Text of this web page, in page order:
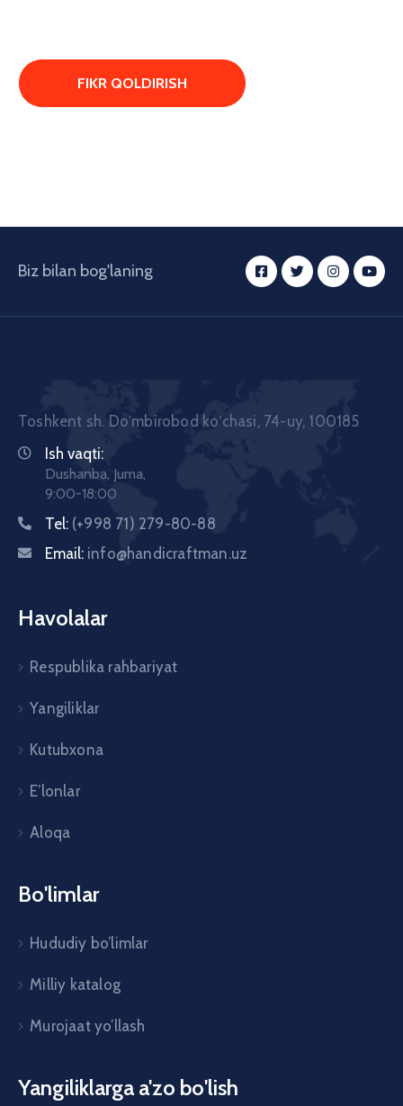
Biz bilan bog'laning
Toshkent sh. Doʼmbirobod koʼchasi, 74-uy, 100185
Ish vaqti:
Dushanba, Juma,
9:00-18:00
Tel: (+998 71) 279-80-88
Email: info@handicraftman.uz
Havolalar
Respublika rahbariyat
Yangiliklar
Kutubxona
E’lonlar
Aloqa
Bo'limlar
Hududiy bo’limlar
Milliy katalog
Murojaat yo’llash
Yangiliklarga a'zo bo'lish